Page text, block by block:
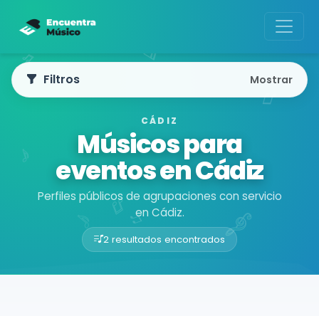
CÁDIZ
Músicos para
eventos en Cádiz
Perfiles públicos de agrupaciones con servicio
en Cádiz.
2 resultados encontrados
Buscador de músicos
Filtros Mostrar